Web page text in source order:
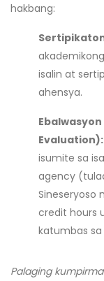
hakbang:
isalin at
ahensya.
Evaluation):
isumite sa
agency
Sineseryoso
credit hours
katumbas sa
Palaging